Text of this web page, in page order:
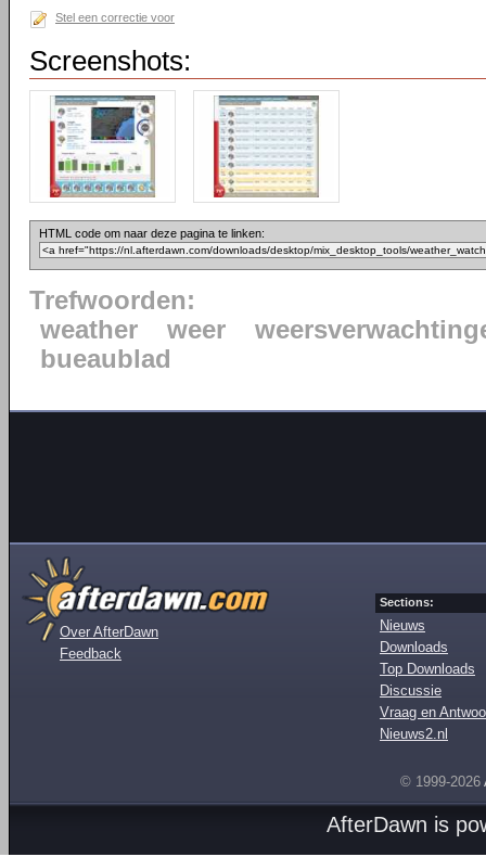
Stel een correctie voor
Screenshots:
HTML code om naar deze pagina te linken:
Trefwoorden:
weather
weer
bueaublad
Over AfterDawn
Feedback
Sections:
Nieuws
Downloads
Top Downloads
Discussie
Vraag en
Nieuws2.nl
© 1999-2026
AfterDawn is